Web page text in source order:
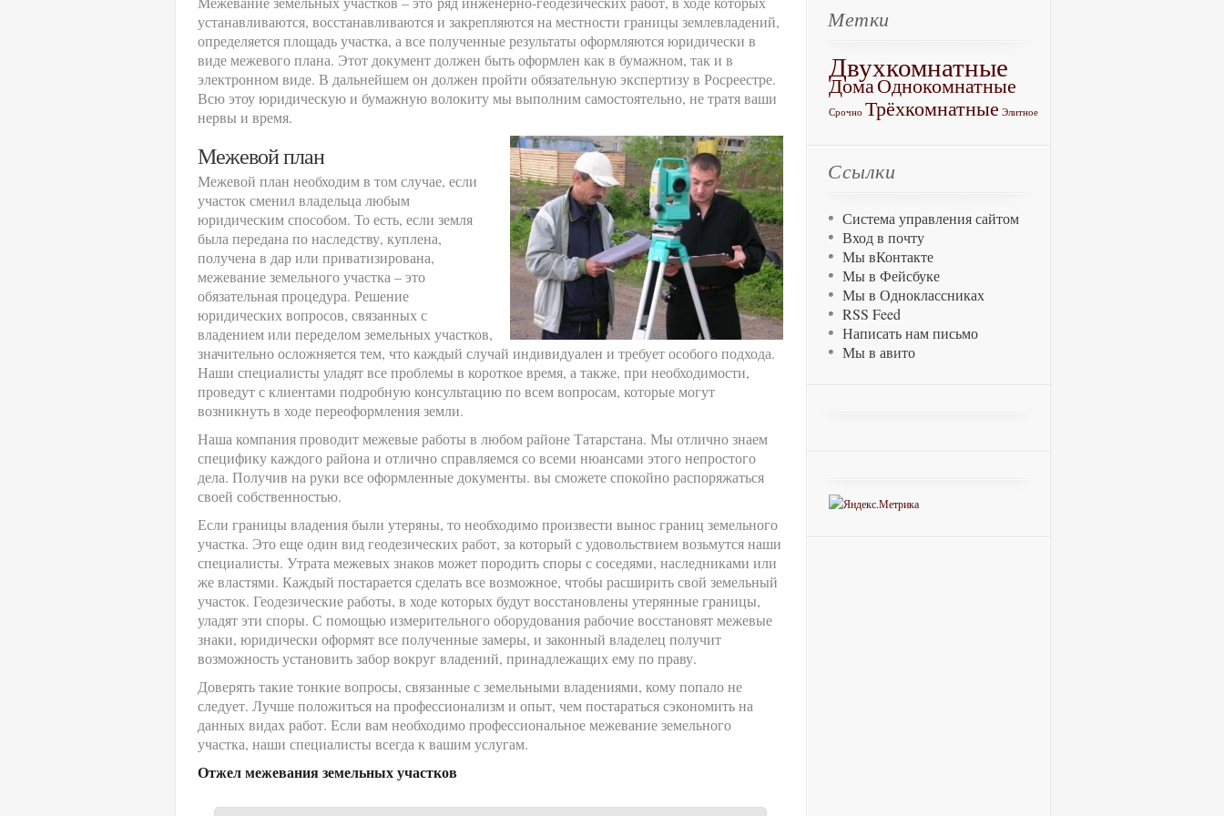
устанавливаются, восстанавливаются и закрепляются на местности границы землевладений,
определяется площадь участка, а все полученные результаты оформляются юридически в
виде межевого плана. Этот документ должен быть оформлен как в бумажном, так и в
электронном виде. В дальнейшем он должен пройти обязательную экспертизу в Росреестре.
Всю этоу юридическую и бумажную волокиту мы выполним самостоятельно, не тратя ваши
нервы и время.
Межевой план
Межевой план необходим в том случае, если
участок сменил владельца любым
юридическим способом. То есть, если земля
была передана по наследству, куплена,
получена в дар или приватизирована,
межевание земельного участка – это
обязательная процедура. Решение
юридических вопросов, связанных с
владением или переделом земельных участков,
значительно осложняется тем, что каждый случай индивидуален и требует особого подхода.
Наши специалисты уладят все проблемы в короткое время, а также, при необходимости,
проведут с клиентами подробную консультацию по всем вопросам, которые могут
возникнуть в ходе переоформления земли.
Наша компания проводит межевые работы в любом районе Татарстана. Мы отлично знаем
специфику каждого района и отлично справляемся со всеми нюансами этого непростого
дела. Получив на руки все оформленные документы. вы сможете спокойно распоряжаться
своей собственностью.
Если границы владения были утеряны, то необходимо произвести вынос границ земельного
участка. Это еще один вид геодезических работ, за который с удовольствием возьмутся наши
специалисты. Утрата межевых знаков может породить споры с соседями, наследниками или
же властями. Каждый постарается сделать все возможное, чтобы расширить свой земельный
участок. Геодезические работы, в ходе которых будут восстановлены утерянные границы,
уладят эти споры. С помощью измерительного оборудования рабочие восстановят межевые
знаки, юридически оформят все полученные замеры, и законный владелец получит
возможность установить забор вокруг владений, принадлежащих ему по праву.
Доверять такие тонкие вопросы, связанные с земельными владениями, кому попало не
следует. Лучше положиться на профессионализм и опыт, чем постараться сэкономить на
данных видах работ. Если вам необходимо профессиональное межевание земельного
участка, наши специалисты всегда к вашим услугам.
Отжел межевания земельных участков
Метки
Двухкомнатные
ДомаОднокомнатные
Срочно Трёхкомнатные Элитное
Ссылки
Система управления сайтом
Вход в почту
Мы вКонтакте
Мы в Фейсбуке
Мы в Одноклассниках
RSS Feed
Написать нам письмо
Мы в авито